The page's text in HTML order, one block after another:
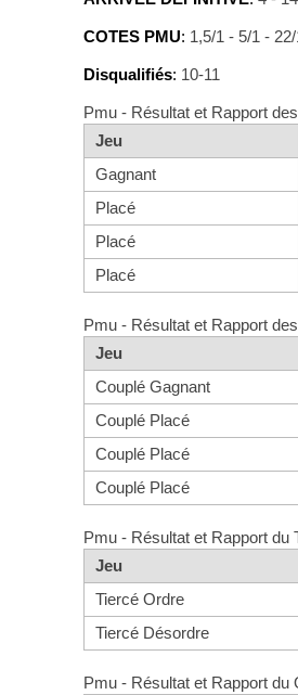
COTES PMU: 1,5/1 - 5/1 -
Disqualifiés: 10-11
Pmu - Résultat et Rapport
Jeu
Gagnant
Placé
Placé
Placé
Pmu - Résultat et Rapport
Jeu
Couplé Gagnant
Couplé Placé
Couplé Placé
Couplé Placé
Pmu - Résultat et Rapport du
Jeu
Tiercé Ordre
Tiercé Désordre
Pmu - Résultat et Rapport du